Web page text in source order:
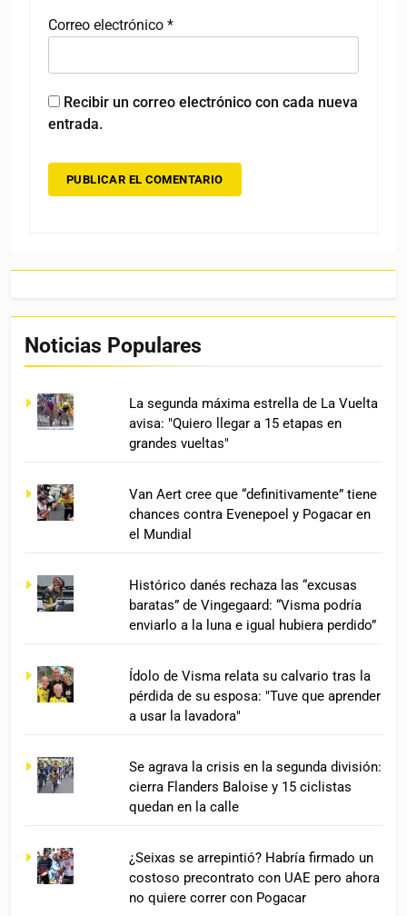
Correo electrónico *
Recibir un correo electrónico con cada nueva
entrada.
Noticias Populares
La segunda máxima estrella de La Vuelta
avisa: "Quiero llegar a 15 etapas en
grandes vueltas"
Van Aert cree que “definitivamente” tiene
chances contra Evenepoel y Pogacar en
el Mundial
Histórico danés rechaza las “excusas
baratas” de Vingegaard: “Visma podría
enviarlo a la luna e igual hubiera perdido”
Ídolo de Visma relata su calvario tras la
pérdida de su esposa: "Tuve que aprender
a usar la lavadora"
Se agrava la crisis en la segunda división:
cierra Flanders Baloise y 15 ciclistas
quedan en la calle
¿Seixas se arrepintió? Habría firmado un
costoso precontrato con UAE pero ahora
no quiere correr con Pogacar